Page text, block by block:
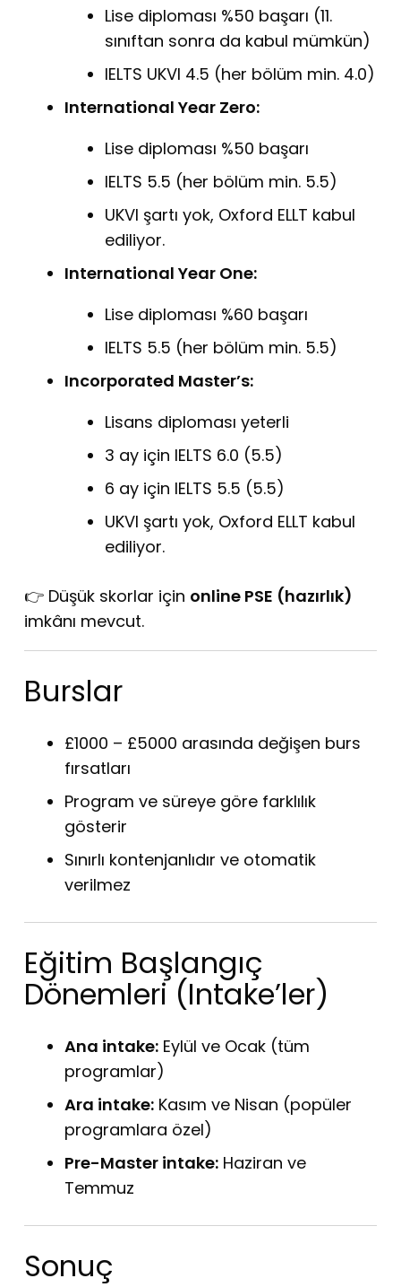
Lise diploması %50 başarı (11.
sınıftan sonra da kabul mümkün)
IELTS UKVI 4.5 (her bölüm min. 4.0)
International Year Zero:
Lise diploması %50 başarı
IELTS 5.5 (her bölüm min. 5.5)
UKVI şartı yok, Oxford ELLT kabul
ediliyor.
International Year One:
Lise diploması %60 başarı
IELTS 5.5 (her bölüm min. 5.5)
Incorporated Master’s:
Lisans diploması yeterli
3 ay için IELTS 6.0 (5.5)
6 ay için IELTS 5.5 (5.5)
UKVI şartı yok, Oxford ELLT kabul
ediliyor.
👉 Düşük skorlar için online PSE (hazırlık)
imkânı mevcut.
Burslar
£1000 – £5000 arasında değişen burs
fırsatları
Program ve süreye göre farklılık
gösterir
Sınırlı kontenjanlıdır ve otomatik
verilmez
Eğitim Başlangıç
Dönemleri (Intake’ler)
Ana intake: Eylül ve Ocak (tüm
programlar)
Ara intake: Kasım ve Nisan (popüler
programlara özel)
Pre-Master intake: Haziran ve
Temmuz
Sonuç